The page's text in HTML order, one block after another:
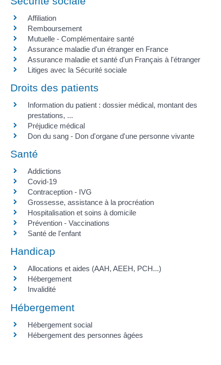
Affiliation
Remboursement
Mutuelle - Complémentaire santé
Assurance maladie d'un étranger en France
Assurance maladie et santé d'un Français à l'étranger
Litiges avec la Sécurité sociale
Droits des patients
Information du patient : dossier médical, montant des
prestations, ...
Préjudice médical
Don du sang - Don d'organe d'une personne vivante
Santé
Addictions
Covid-19
Contraception - IVG
Grossesse, assistance à la procréation
Hospitalisation et soins à domicile
Prévention - Vaccinations
Santé de l'enfant
Handicap
Allocations et aides (AAH, AEEH, PCH...)
Hébergement
Invalidité
Hébergement
Hébergement social
Hébergement des personnes âgées